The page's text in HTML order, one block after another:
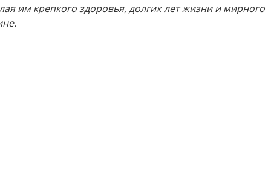
им крепкого здоровья, долгих лет жизни и мирного